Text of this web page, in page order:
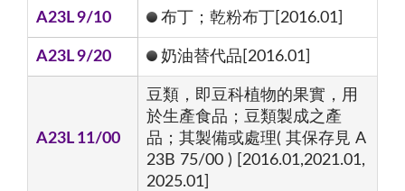
A23L 9/10 布丁；乾粉布丁[2016.01]
A23L 9/20 奶油替代品[2016.01]
A23L 11/00
豆類，即豆科植物的果實，用
於生產食品；豆類製成之產
品；其製備或處理( 其保存見 A
23B 75/00 ) [2016.01,2021.01,
2025.01]